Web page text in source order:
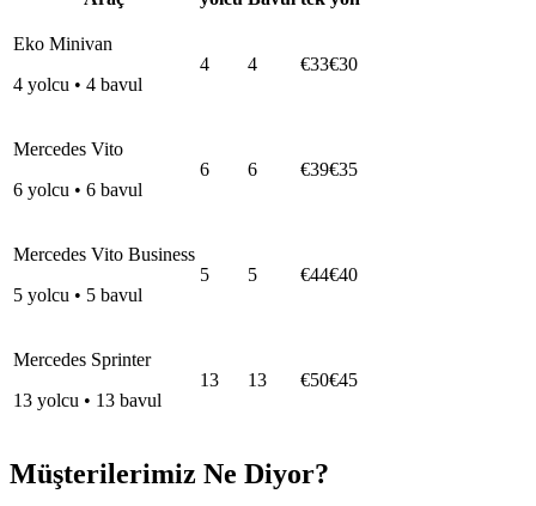
Eko Minivan
4 yolcu • 4 bavul
4 4 €33€30
Mercedes Vito
6 yolcu • 6 bavul
6 6 €39€35
Mercedes Vito Business
5 yolcu • 5 bavul
5 5 €44€40
Mercedes Sprinter
13 yolcu • 13 bavul
13 13 €50€45
Müşterilerimiz Ne Diyor?